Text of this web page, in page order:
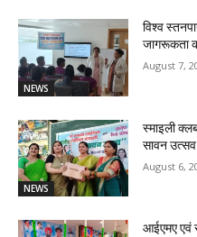
NEWS
विश्व
जागरूकता
August 7,
NEWS
स्माइली
सावन उत्सव
August 6,
आईएमए एवं